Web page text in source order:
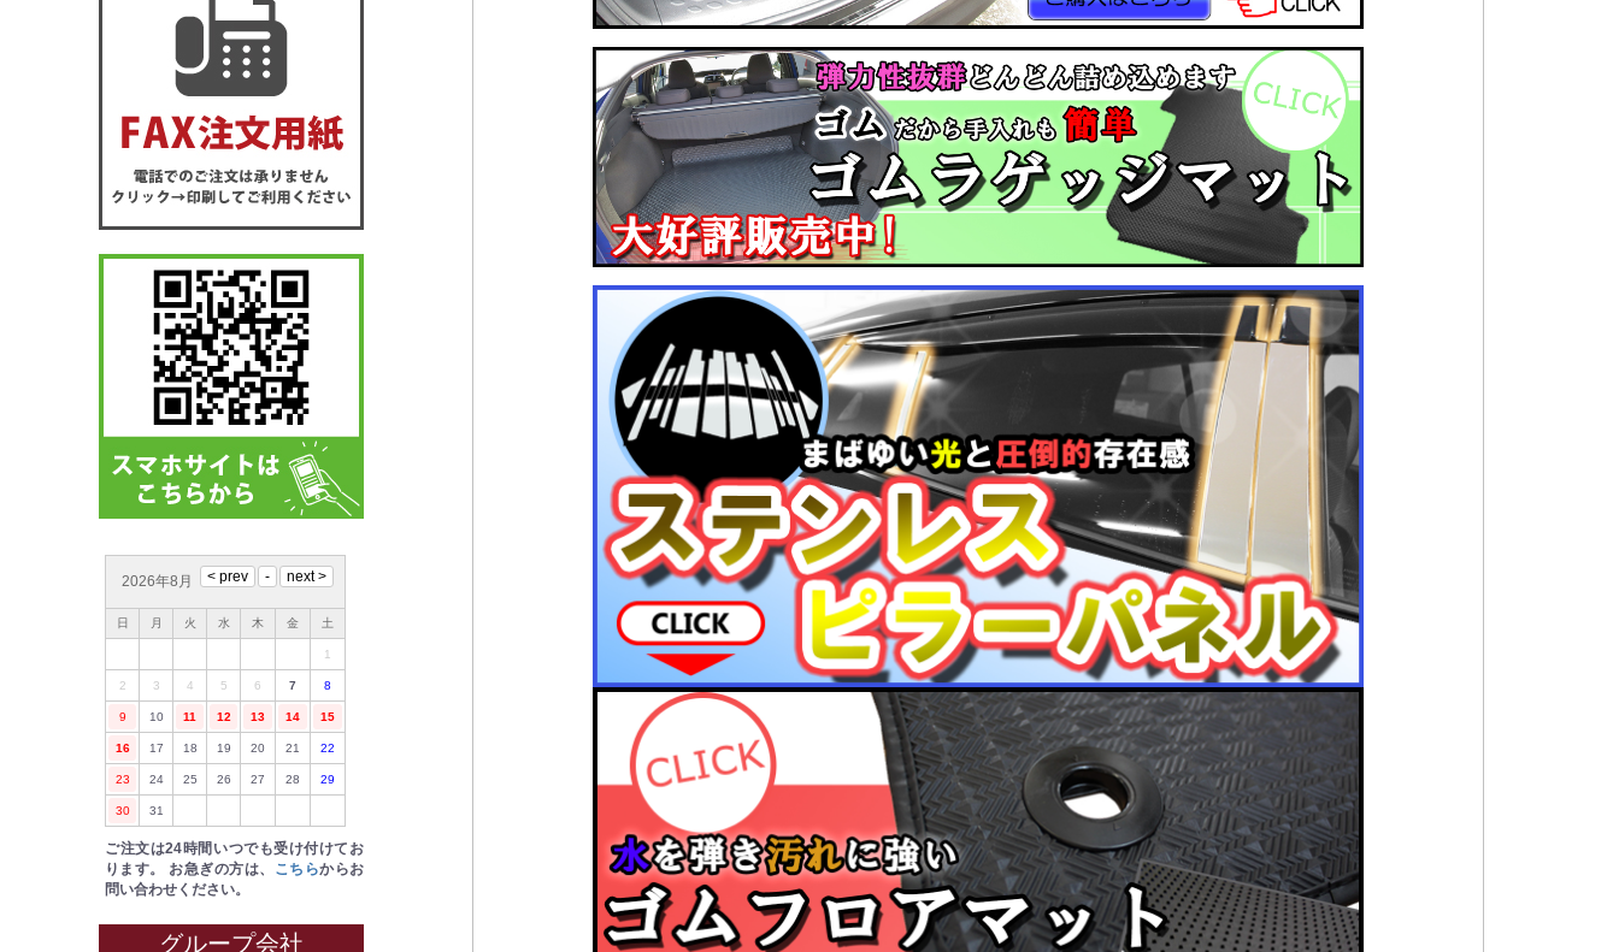
2026年8月
日 月 火 水 木 金 土
1
2 3 4 5 6 7 8
9 10 11 12 13 14 15
16 17 18 19 20 21 22
23 24 25 26 27 28 29
30 31
ご注文は24時間いつでも受け付けてお
ります。 お急ぎの方は、 こちらからお
問い合わせください。
グループ会社